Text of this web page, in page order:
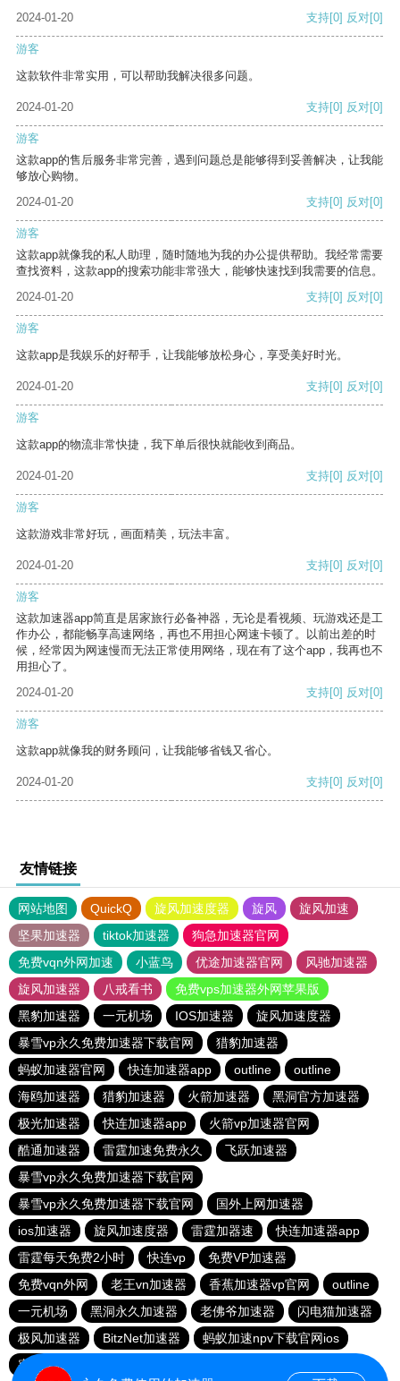
2024-01-20
支持[0] 反对[0]
游客
这款软件非常实用，可以帮助我解决很多问题。
2024-01-20 支持[0] 反对[0]
游客
这款app的售后服务非常完善，遇到问题总是能够得到妥善解决，让我能
够放心购物。
2024-01-20
支持[0] 反对[0]
游客
这款app就像我的私人助理，随时随地为我的办公提供帮助。我经常需要
查找资料，这款app的搜索功能非常强大，能够快速找到我需要的信息。
2024-01-20
支持[0] 反对[0]
游客
这款app是我娱乐的好帮手，让我能够放松身心，享受美好时光。
2024-01-20 支持[0] 反对[0]
游客
这款app的物流非常快捷，我下单后很快就能收到商品。
2024-01-20 支持[0] 反对[0]
游客
这款游戏非常好玩，画面精美，玩法丰富。
2024-01-20 支持[0] 反对[0]
游客
这款加速器app简直是居家旅行必备神器，无论是看视频、玩游戏还是工
作办公，都能畅享高速网络，再也不用担心网速卡顿了。以前出差的时
候，经常因为网速慢而无法正常使用网络，现在有了这个app，我再也不
用担心了。
2024-01-20
支持[0] 反对[0]
游客
这款app就像我的财务顾问，让我能够省钱又省心。
2024-01-20 支持[0] 反对[0]
友情链接
网站地图 QuickQ 旋风加速度器 旋风
旋风加速
坚果加速器
tiktok加速器
狗急加速器官网
免费vqn外网加速
小蓝鸟 优途加速器官网
风驰加速器
旋风加速器
八戒看书
免费vps加速器外网苹果版
黑豹加速器
一元机场 IOS加速器
旋风加速度器
暴雪vp永久免费加速器下载官网
猎豹加速器
蚂蚁加速器官网
快连加速器app outline
outline
海鸥加速器
猎豹加速器 火箭加速器
黑洞官方加速器
极光加速器
快连加速器app
火箭vp加速器官网
酷通加速器
雷霆加速免费永久
飞跃加速器
暴雪vp永久免费加速器下载官网
暴雪vp永久免费加速器下载官网
国外上网加速器
ios加速器
旋风加速度器 雷霆加器速
快连加速器app
雷霆每天免费2小时
快连vp
免费VP加速器
免费vqn外网
老王vn加速器 香蕉加速器vp官网
outline
一元机场
黑洞永久加速器 老佛爷加速器
闪电猫加速器
极风加速器
BitzNet加速器
蚂蚁加速npv下载官网ios
蜜蜂加速器